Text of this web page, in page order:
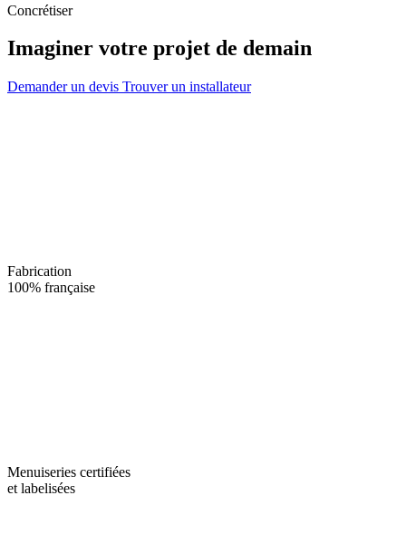
Concrétiser
Imaginer votre projet de demain
Demander un devis Trouver un installateur
Fabrication
100% française
Menuiseries certifiées
et labelisées